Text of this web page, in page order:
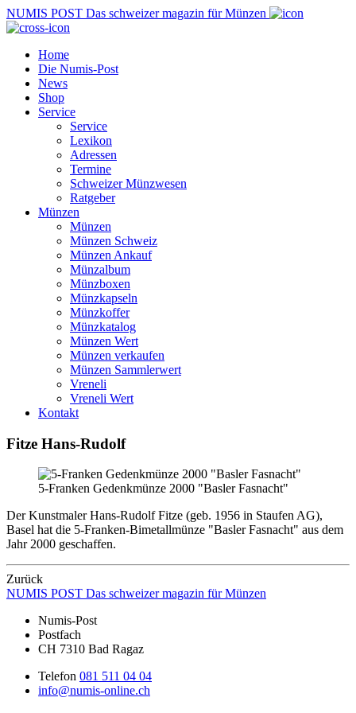
NUMIS POST Das schweizer magazin für Münzen
Home
Die Numis-Post
News
Shop
Service
Service
Lexikon
Adressen
Termine
Schweizer Münzwesen
Ratgeber
Münzen
Münzen
Münzen Schweiz
Münzen Ankauf
Münzalbum
Münzboxen
Münzkapseln
Münzkoffer
Münzkatalog
Münzen Wert
Münzen verkaufen
Münzen Sammlerwert
Vreneli
Vreneli Wert
Kontakt
Fitze Hans-Rudolf
5-Franken Gedenkmünze 2000 "Basler Fasnacht"
Der Kunstmaler Hans-Rudolf Fitze (geb. 1956 in Staufen AG),
Basel hat die 5-Franken-Bimetallmünze "Basler Fasnacht" aus dem
Jahr 2000 geschaffen.
Zurück
NUMIS POST Das schweizer magazin für Münzen
Numis-Post
Postfach
CH 7310 Bad Ragaz
Telefon 081 511 04 04
info@numis-online.ch